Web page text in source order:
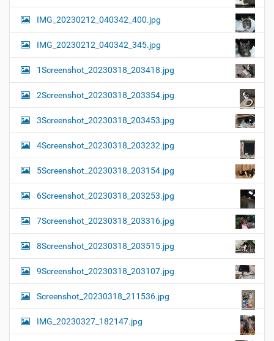
IMG_20230212_040342_400.jpg
IMG_20230212_040342_345.jpg
1Screenshot_20230318_203418.jpg
2Screenshot_20230318_203354.jpg
3Screenshot_20230318_203453.jpg
4Screenshot_20230318_203232.jpg
5Screenshot_20230318_203154.jpg
6Screenshot_20230318_203253.jpg
7Screenshot_20230318_203316.jpg
8Screenshot_20230318_203515.jpg
9Screenshot_20230318_203107.jpg
Screenshot_20230318_211536.jpg
IMG_20230327_182147.jpg